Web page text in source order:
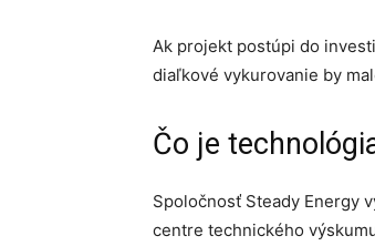
Ak projekt postúpi do
diaľkové vykurovanie by
Čo je
Spoločnosť Steady Energy
centre technického